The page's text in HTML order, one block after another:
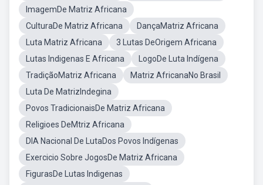
ImagemDe Matriz Africana
CulturaDe Matriz Africana
DançaMatriz Africana
Luta Matriz Africana
3 Lutas DeOrigem Africana
Lutas Indigenas E Africana
LogoDe Luta Indígena
TradiçãoMatriz Africana
Matriz AfricanaNo Brasil
Luta De MatrizIndegina
Povos TradicionaisDe Matriz Africana
Religioes DeMtriz Africana
DIA Nacional De LutaDos Povos Indígenas
Exercicio Sobre JogosDe Matriz Africana
FigurasDe Lutas Indigenas